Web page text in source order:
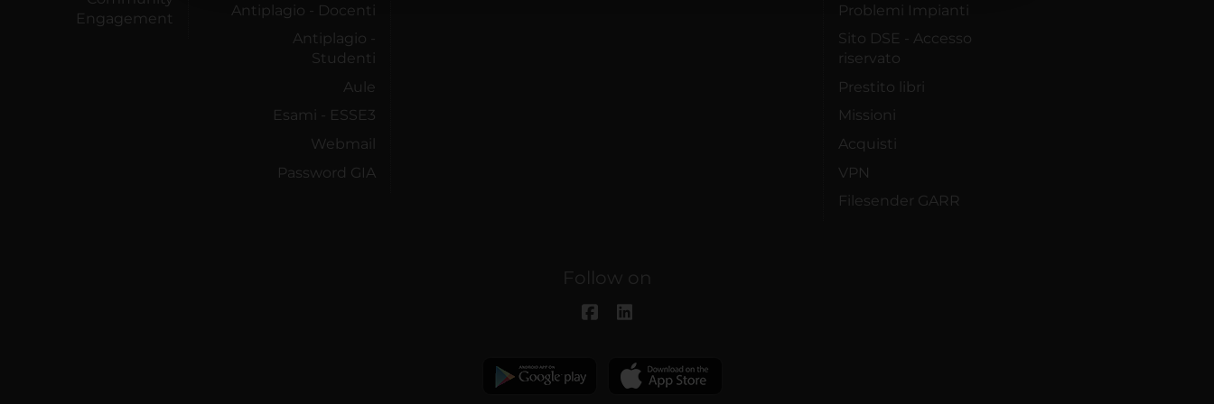
Engagement
Antiplagio - Docenti
Antiplagio -
Studenti
Aule
Esami - ESSE3
Webmail
Password GIA
Problemi Impianti
Sito DSE - Accesso
riservato
Prestito libri
Missioni
Acquisti
VPN
Filesender GARR
Follow on